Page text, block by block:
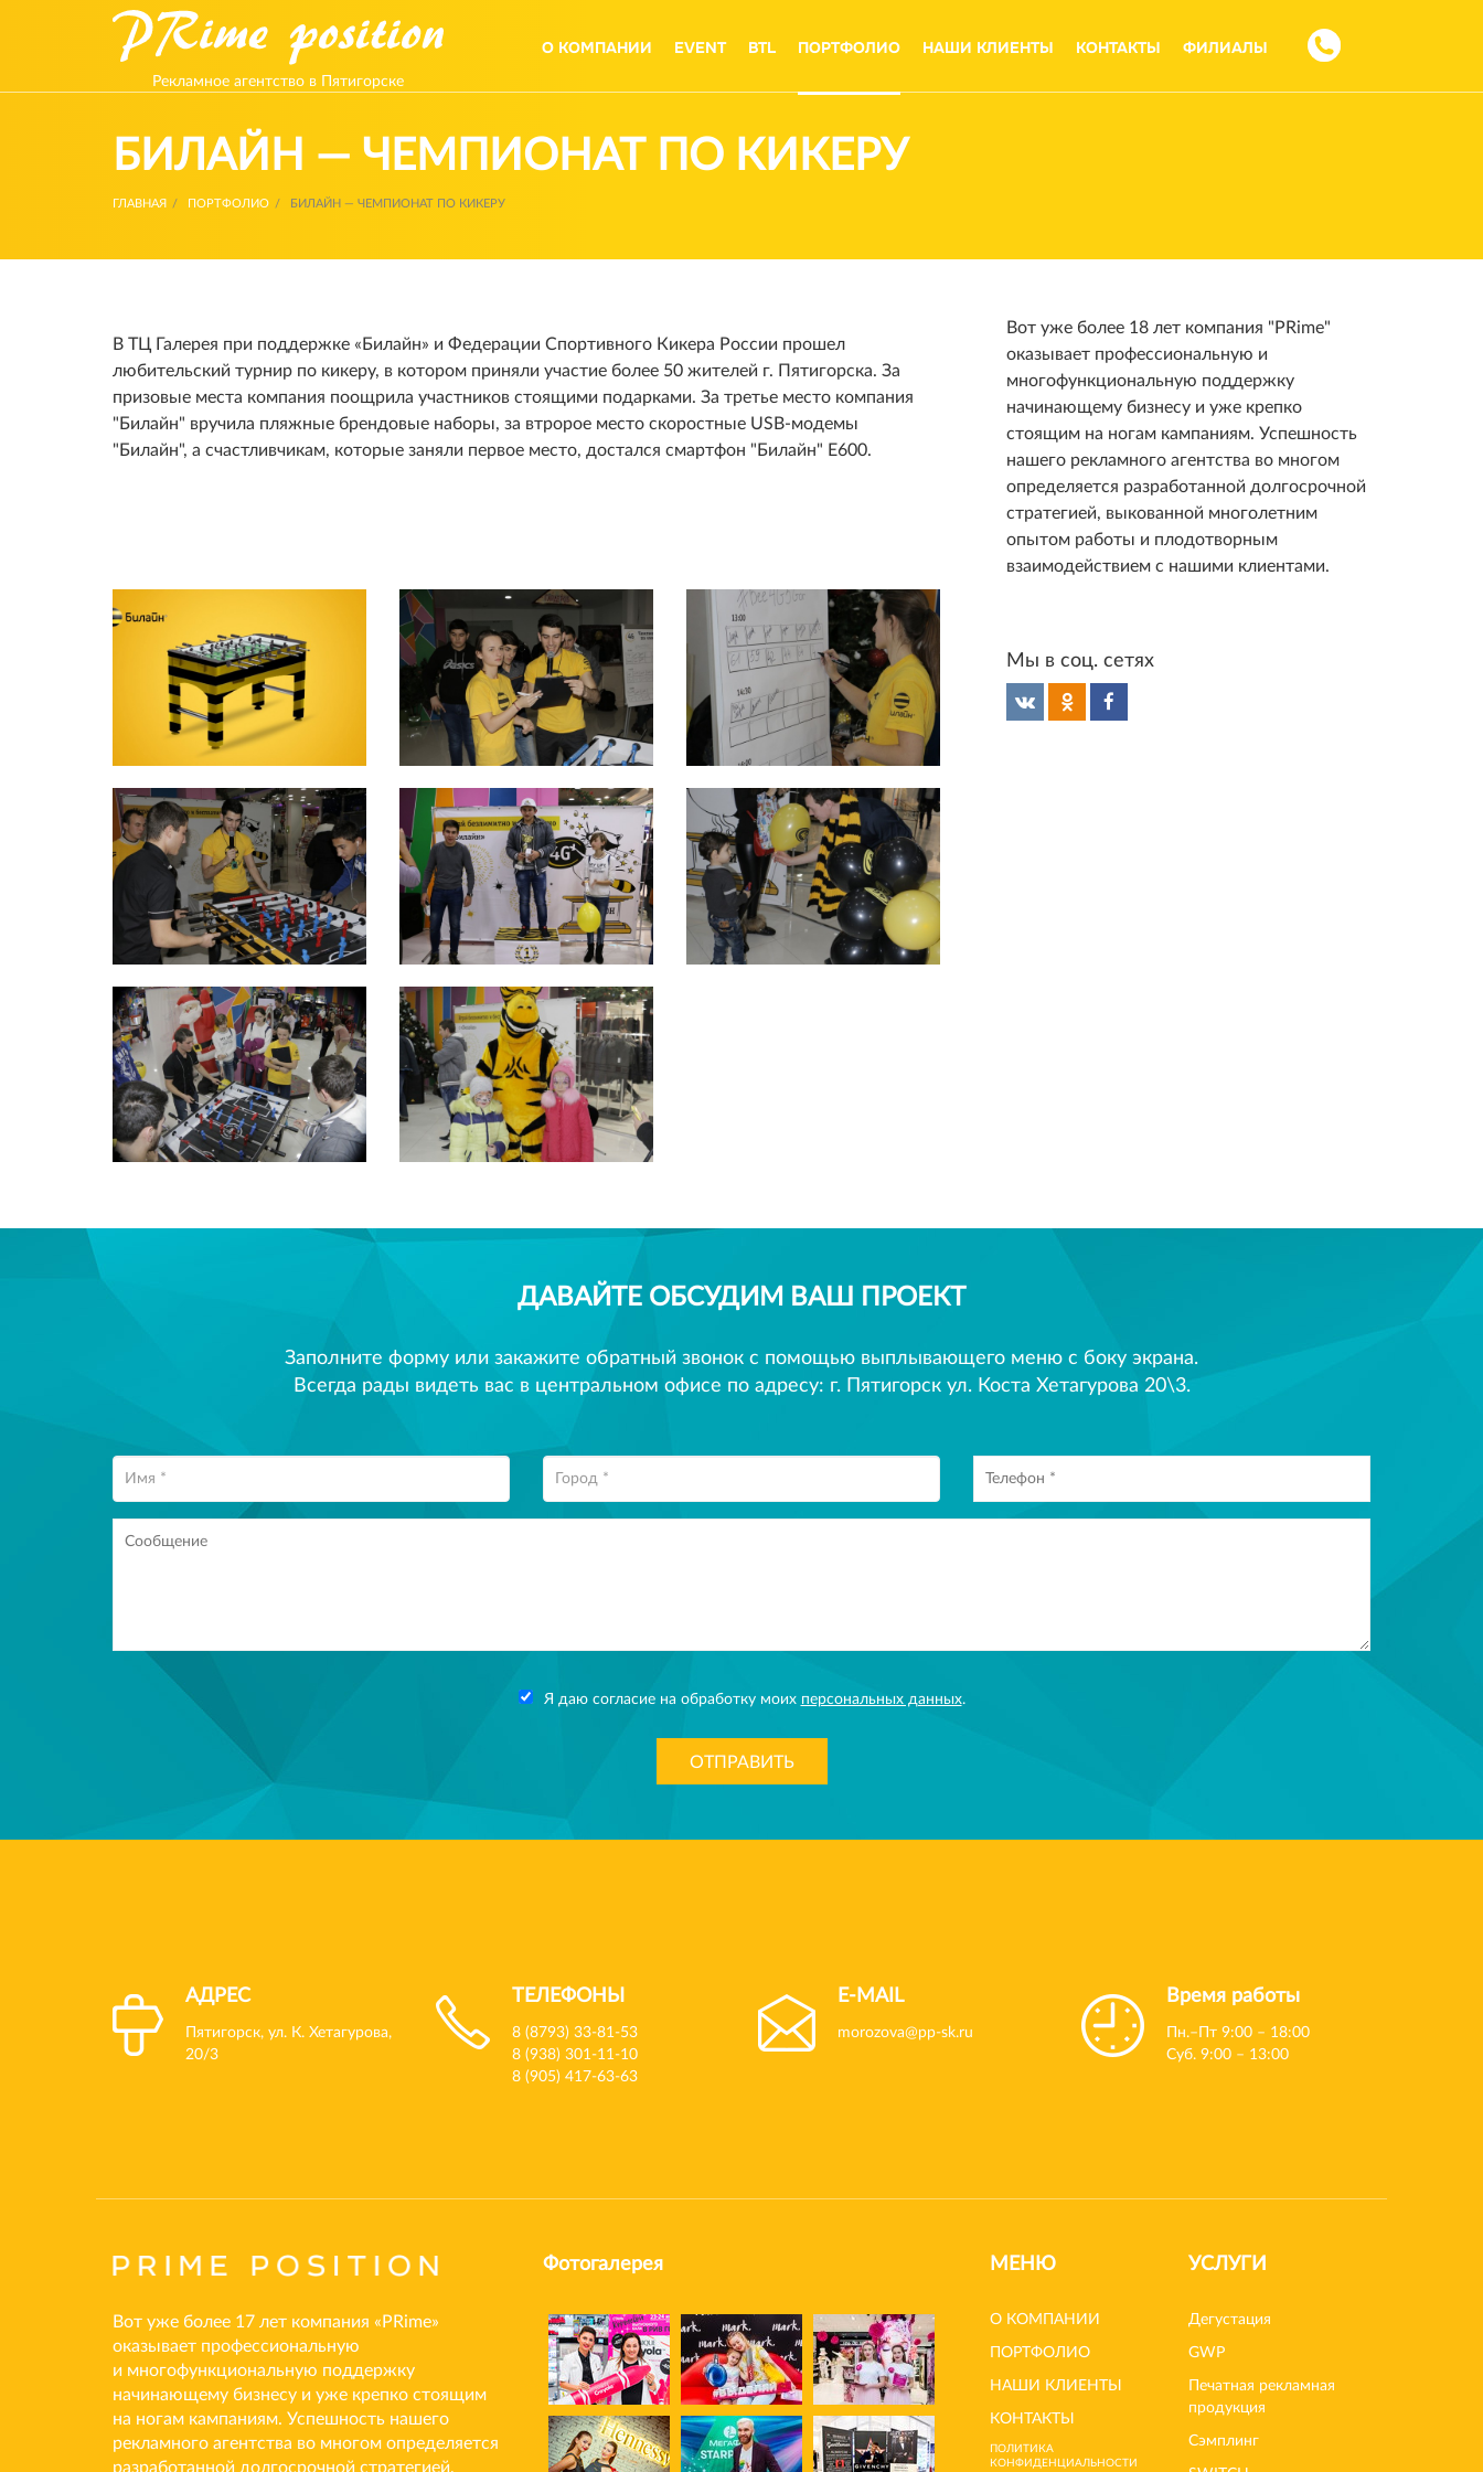
Рекламное агентство в Пятигорске
О КОМПАНИИ EVENT BTL ПОРТФОЛИО НАШИ КЛИЕНТЫ КОНТАКТЫ ФИЛИАЛЫ
БИЛАЙН — ЧЕМПИОНАТ ПО КИКЕРУ
ГЛАВНАЯ ПОРТФОЛИО БИЛАЙН — ЧЕМПИОНАТ ПО КИКЕРУ
В ТЦ Галерея при поддержке «Билайн» и Федерации Спортивного Кикера России прошел
любительский турнир по кикеру, в котором приняли участие более 50 жителей г. Пятигорска. За
призовые места компания поощрила участников стоящими подарками. За третье место компания
"Билайн" вручила пляжные брендовые наборы, за втророе место скоростные USB-модемы
"Билайн", а счастливчикам, которые заняли первое место, достался смартфон "Билайн" Е600.
Вот уже более 18 лет компания "PRime"
оказывает профессиональную и
многофункциональную поддержку
начинающему бизнесу и уже крепко
стоящим на ногам кампаниям. Успешность
нашего рекламного агентства во многом
определяется разработанной долгосрочной
стратегией, выкованной многолетним
опытом работы и плодотворным
взаимодействием с нашими клиентами.
Мы в соц. сетях
ДАВАЙТЕ ОБСУДИМ ВАШ ПРОЕКТ
Заполните форму или закажите обратный звонок с помощью выплывающего меню с боку экрана.
Всегда рады видеть вас в центральном офисе по адресу: г. Пятигорск ул. Коста Хетагурова 20\3.
Я даю согласие на обработку моих персональных данных.
ОТПРАВИТЬ
АДРЕС
Пятигорск, ул. К. Хетагурова,
20/3
ТЕЛЕФОНЫ
8 (8793) 33-81-53
8 (938) 301-11-10
8 (905) 417-63-63
E-MAIL
morozova@pp-sk.ru
Время работы
Пн.–Пт 9:00 – 18:00
Суб. 9:00 – 13:00
Вот уже более 17 лет компания «PRime»
оказывает профессиональную
и многофункциональную поддержку
начинающему бизнесу и уже крепко стоящим
на ногам кампаниям. Успешность нашего
рекламного агентства во многом определяется
разработанной долгосрочной стратегией,
Фотогалерея МЕНЮ
О КОМПАНИИ
ПОРТФОЛИО
НАШИ КЛИЕНТЫ
КОНТАКТЫ
ПОЛИТИКА
КОНФИДЕНЦИАЛЬНОСТИ
УСЛУГИ
Дегустация
GWP
Печатная рекламная
продукция
Сэмплинг